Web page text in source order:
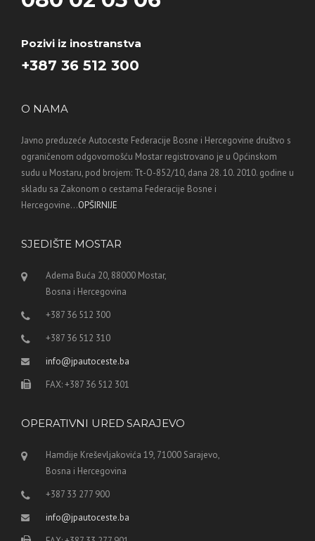
Pozivi iz inostranstva
+387 36 512 300
O NAMA
Javno preduzeće Autoceste Federacije Bosne i Hercegovine društvo s
ograničenom odgovornošću Mostar registrovano je u Općinskom
sudu u Mostaru, pod brojem: Tt-O-852/10, dana 28. 10. 2010. godine u
skladu sa Zakonom o cestama Federacije Bosne i
Hercegovine...OPŠIRNIJE
SJEDIŠTE MOSTAR
Adema Buća 20, 88000 Mostar,
Bosna i Hercegovina
+387 36 512 300
+387 36 512 310
info@jpautoceste.ba
FAX: +387 36 512 301
OPERATIVNI URED SARAJEVO
Hamdije Kreševljakovića 19, 71000 Sarajevo,
Bosna i Hercegovina
+387 33 277 900
info@jpautoceste.ba